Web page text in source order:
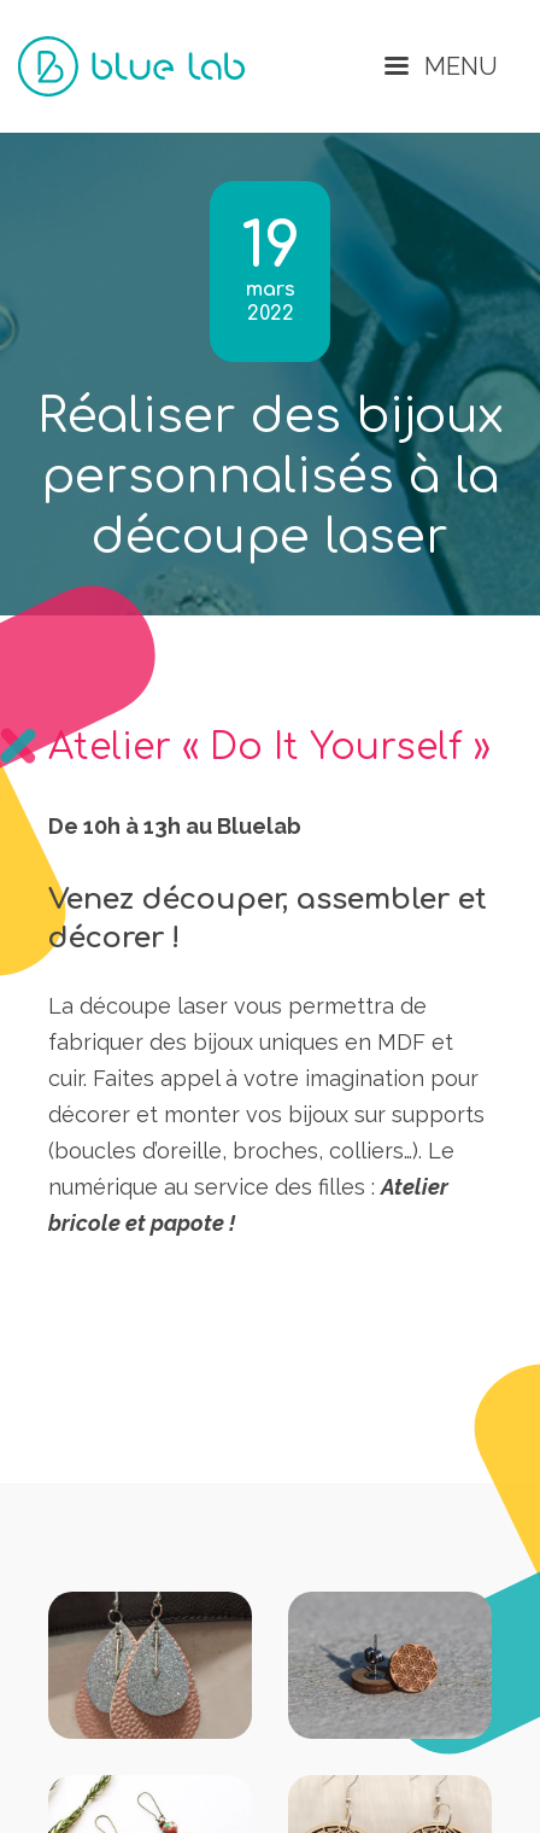
MENU
19
mars
2022
Réaliser des bijoux
personnalisés à la
découpe laser
Atelier « Do It Yourself »
De 10h à 13h au Bluelab
Venez découper, assembler et
décorer !
La découpe laser vous permettra de
fabriquer des bijoux uniques en MDF et
cuir. Faites appel à votre imagination pour
décorer et monter vos bijoux sur supports
(boucles d’oreille, broches, colliers…). Le
numérique au service des filles :Atelier
bricole et papote !